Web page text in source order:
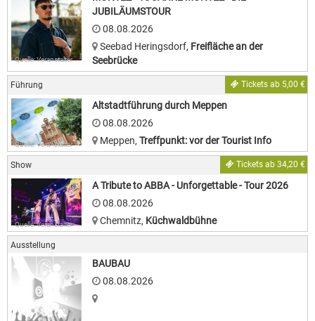
Quelle: Veranstalter
JUBILÄUMSTOUR
08.08.2026
Seebad Heringsdorf, Freifläche an der
Seebrücke
Führung Tickets ab 5,00 €
Quelle: Veranstalter
Altstadtführung durch Meppen
08.08.2026
Meppen, Treffpunkt: vor der Tourist Info
Show Tickets ab 34,20 €
Quelle: Veranstalter
A Tribute to ABBA - Unforgettable - Tour 2026
08.08.2026
Chemnitz, Küchwaldbühne
Ausstellung
BAUBAU
08.08.2026